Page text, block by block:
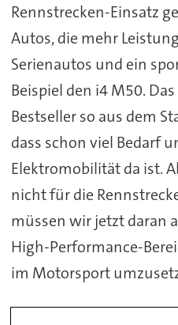
Rennstrecken-Einsatz
Autos, die mehr
Serienautos und ein
Beispiel den i4 M50.
Bestseller so aus dem
dass schon viel Bedarf
Elektromobilität da ist.
nicht für die
müssen wir jetzt daran
High-Performance-
im Motorsport